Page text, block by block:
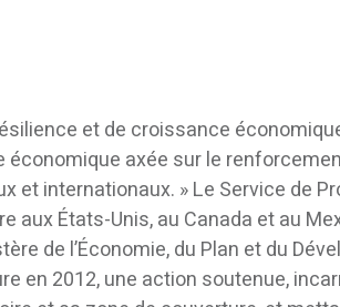
et de croissance
économique axée sur le
et internationaux. » Le Service de
aux États-Unis, au Canada et au
de l’Économie, du Plan et du
en 2012, une action soutenue,